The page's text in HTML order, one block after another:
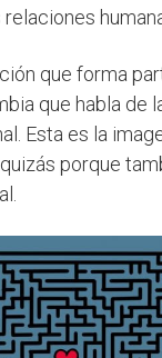
que forma
que habla de
Esta es la
porque